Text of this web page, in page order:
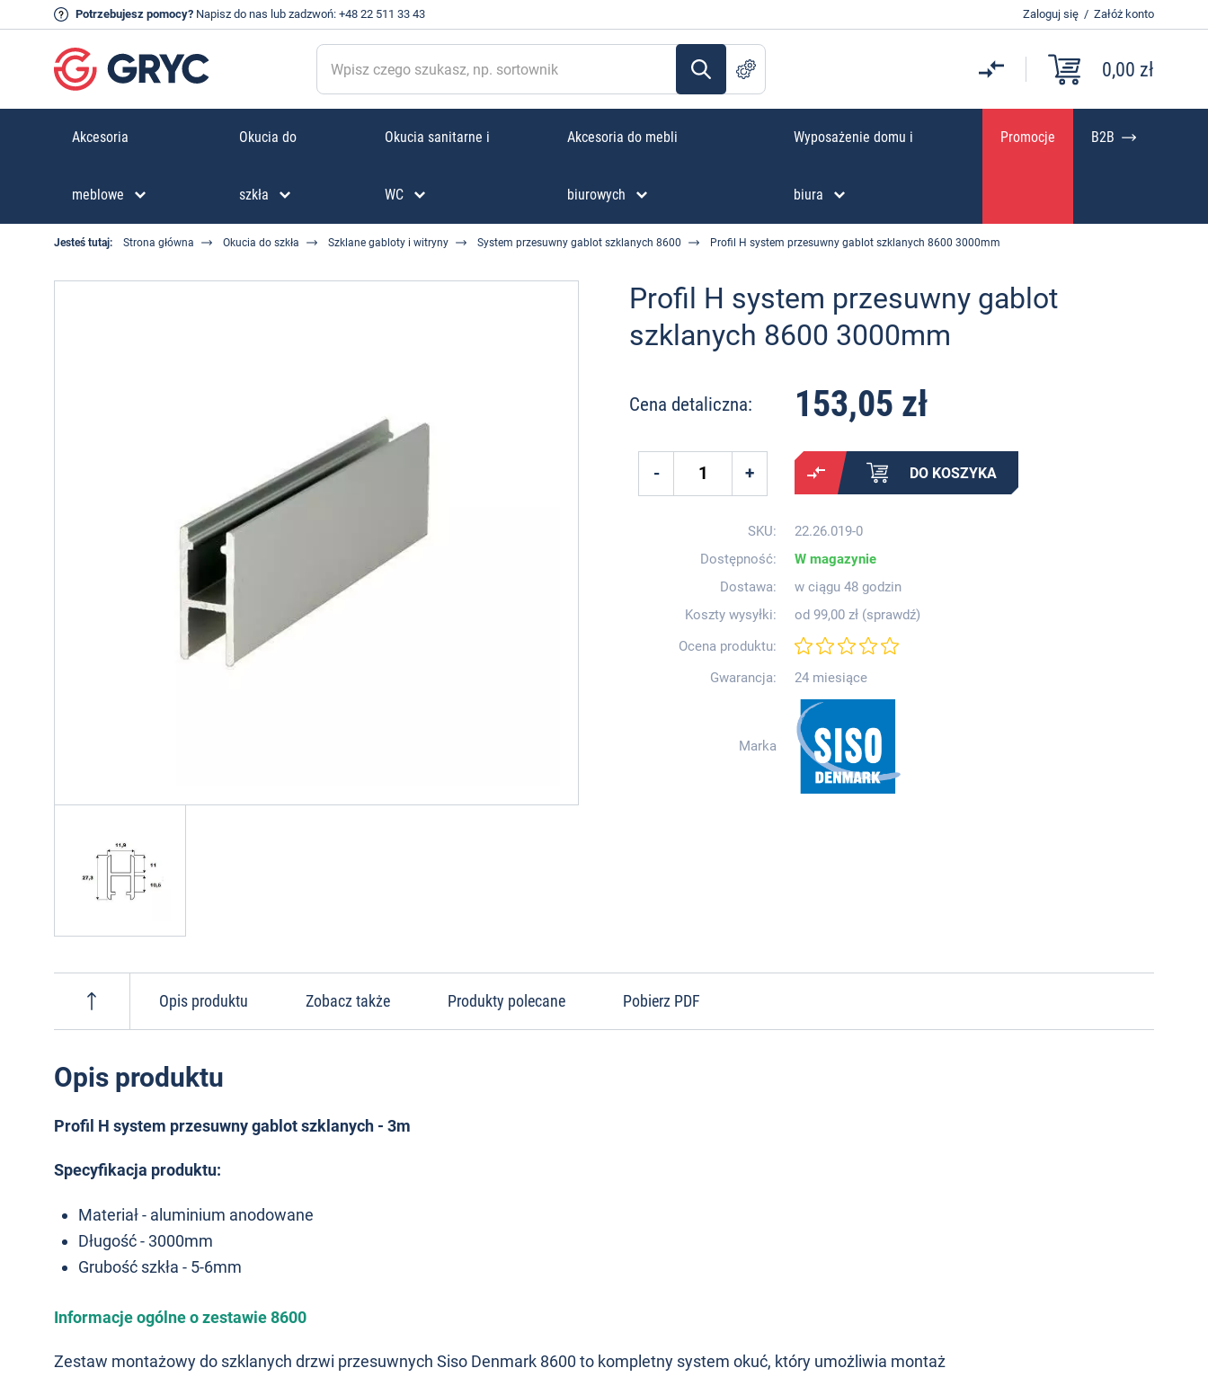
Potrzebujesz pomocy? Napisz do nas lub zadzwoń: +48 22 511 33 43 Zaloguj się / Załóż konto
0,00 zł
Akcesoria
meblowe
Okucia do
szkła
Okucia sanitarne i
WC
Akcesoria do mebli
biurowych
Wyposażenie domu i
biura
Promocje B2B
Jesteś tutaj: Strona główna Okucia do szkła Szklane gabloty i witryny System przesuwny gablot szklanych 8600 Profil H system przesuwny gablot szklanych 8600 3000mm
Profil H system przesuwny gablot
szklanych 8600 3000mm
Cena detaliczna: 153,05 zł
DO KOSZYKA
SKU:
22.26.019-0
Dostępność:
W magazynie
Dostawa:
w ciągu 48 godzin
Koszty wysyłki:
od 99,00 zł (sprawdź)
Ocena produktu:
Gwarancja:
24 miesiące
Marka
Opis produktu Zobacz także Produkty polecane Pobierz PDF
Opis produktu
Profil H system przesuwny gablot szklanych - 3m
Specyfikacja produktu:
Materiał - aluminium anodowane
Długość - 3000mm
Grubość szkła - 5-6mm
Informacje ogólne o zestawie 8600
Zestaw montażowy do szklanych drzwi przesuwnych Siso Denmark 8600 to kompletny system okuć, który umożliwia montaż